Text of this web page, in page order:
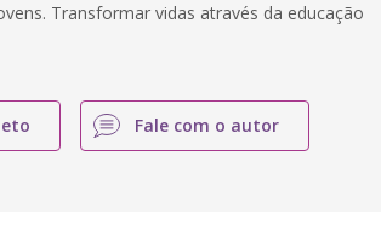
Transformar vidas através da educação
Fale com o autor